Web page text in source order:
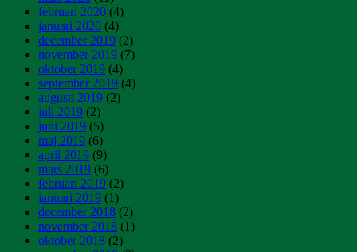
februari 2020 (4)
januari 2020 (4)
december 2019 (2)
november 2019 (7)
oktober 2019 (4)
september 2019 (4)
augusti 2019 (2)
juli 2019 (2)
juni 2019 (5)
maj 2019 (6)
april 2019 (9)
mars 2019 (6)
februari 2019 (2)
januari 2019 (1)
december 2018 (2)
november 2018 (1)
oktober 2018 (2)